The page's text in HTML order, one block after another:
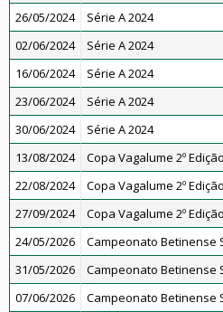
26/05/2024
Série A 2024
02/06/2024
Série A 2024
16/06/2024
Série A 2024
23/06/2024
Série A 2024
30/06/2024
Série A 2024
13/08/2024
Copa Vagalume 2º Edição
22/08/2024
Copa Vagalume 2º Edição
27/09/2024
Copa Vagalume 2º Edição
24/05/2026
Campeonato Betinense
31/05/2026
Campeonato Betinense
07/06/2026
Campeonato Betinense